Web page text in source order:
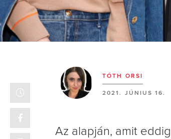
TÓTH ORSI
2021. JÚNIUS 16.
Az alapján, amit